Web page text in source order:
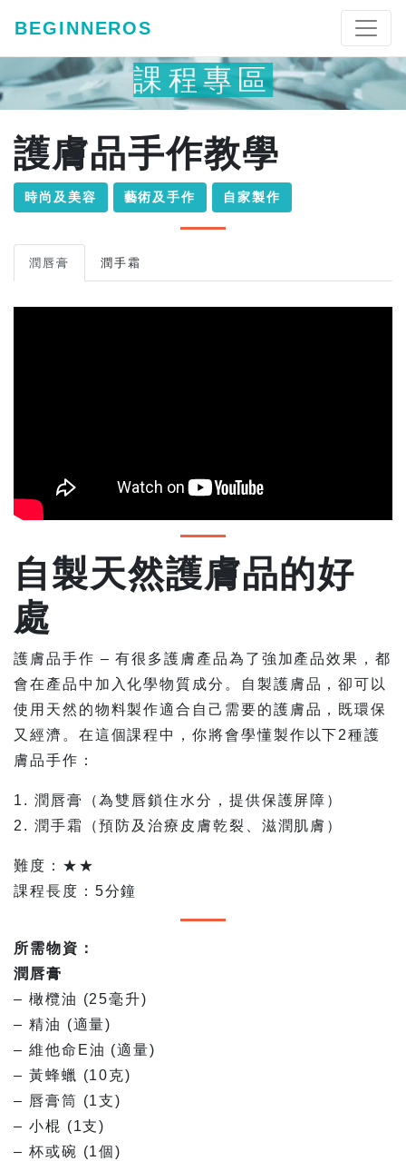
BEGINNEROS
課程專區
護膚品手作教學
時尚及美容 藝術及手作 自家製作
潤唇膏 潤手霜
自製天然護膚品的好
處
護膚品手作 – 有很多護膚產品為了強加產品效果，都
會在產品中加入化學物質成分。自製護膚品，卻可以
使用天然的物料製作適合自己需要的護膚品，既環保
又經濟。在這個課程中，你將會學懂製作以下2種護
膚品手作：
1. 潤唇膏（為雙唇鎖住水分，提供保護屏障）
2. 潤手霜（預防及治療皮膚乾裂、滋潤肌膚）
難度：★★
課程長度：5分鐘
所需物資：
潤唇膏
– 橄欖油 (25毫升)
– 精油 (適量)
– 維他命E油 (適量)
– 黃蜂蠟 (10克)
– 唇膏筒 (1支)
– 小棍 (1支)
– 杯或碗 (1個)